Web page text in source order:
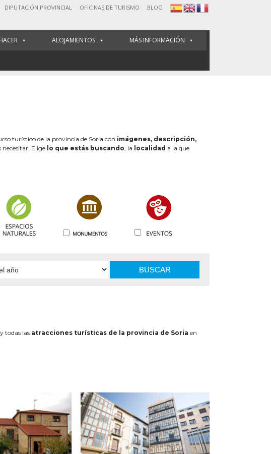
DIPUTACIÓN PROVINCIAL OFICINAS DE TURISMO BLOG
ALOJAMIENTOS MÁS INFORMACIÓN
turístico de la provincia de Soria con imágenes, descripción,
necesitar. Elige lo que estás buscando, la localidad a la que
BUSCAR
y todas las atracciones turísticas de la provincia de Soria en